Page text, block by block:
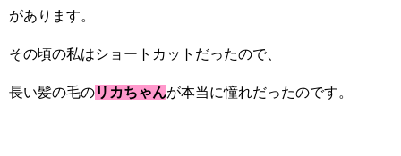
があります。
その頃の私はショートカットだったので、
長い髪の毛のリカちゃんが本当に憧れだったのです。